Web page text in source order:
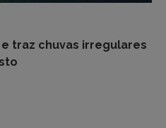
traz chuvas irregulares